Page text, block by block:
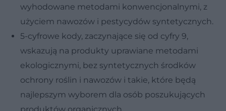
wyhodowane metodami konwencjonalnymi, z
użyciem nawozów i pestycydów syntetycznych.
5-cyfrowe kody, zaczynające się od cyfry 9,
wskazują na produkty uprawiane metodami
ekologicznymi, bez syntetycznych środków
ochrony roślin i nawozów i takie, które będą
najlepszym wyborem dla osób poszukujących
produktów organicznych